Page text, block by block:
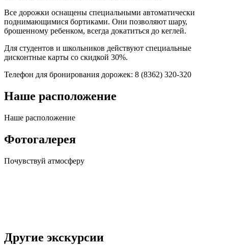
Все дорожки оснащены специальными автоматически
поднимающимися бортиками. Они позволяют шару,
брошенному ребенком, всегда докатиться до кеглей.
Для студентов и школьников действуют специальные
дисконтные карты со скидкой 30%.
Телефон для бронирования дорожек: 8 (8362) 320-320
Наше расположение
Наше расположение
Фотогалерея
Почувствуй атмосферу
Другие экскурсии